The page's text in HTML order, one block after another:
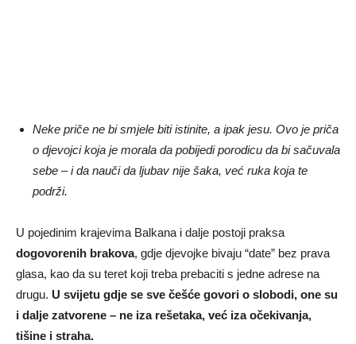
Neke priče ne bi smjele biti istinite, a ipak jesu. Ovo je priča
o djevojci koja je morala da pobijedi porodicu da bi sačuvala
sebe – i da nauči da ljubav nije šaka, već ruka koja te
podrži.
U pojedinim krajevima Balkana i dalje postoji praksa
dogovorenih brakova, gdje djevojke bivaju “date” bez prava
glasa, kao da su teret koji treba prebaciti s jedne adrese na
drugu. U svijetu gdje se sve češće govori o slobodi, one su
i dalje zatvorene – ne iza rešetaka, već iza očekivanja,
tišine i straha.